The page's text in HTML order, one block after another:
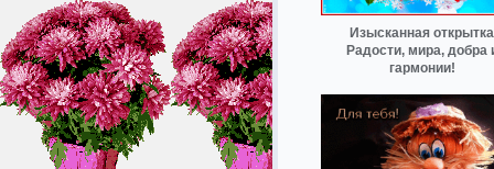
Изысканная открытка
Радости, мира, добра
гармонии!